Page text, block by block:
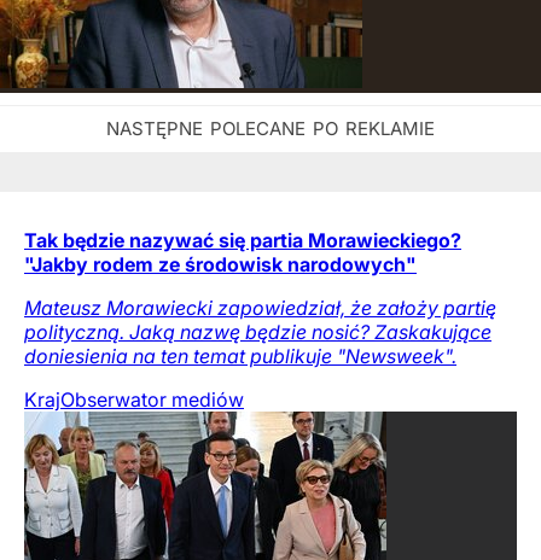
Tak będzie nazywać się partia Morawieckiego?
"Jakby rodem ze środowisk narodowych"
Mateusz Morawiecki zapowiedział, że założy partię
polityczną. Jaką nazwę będzie nosić? Zaskakujące
doniesienia na ten temat publikuje "Newsweek".
KrajObserwator mediów